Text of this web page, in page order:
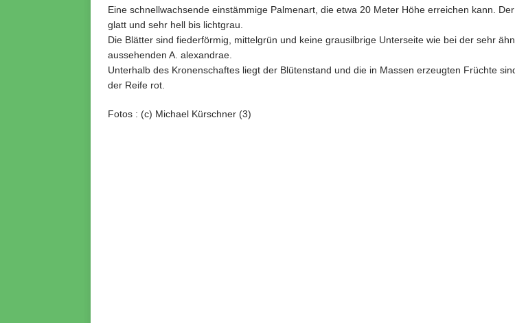
Eine schnellwachsende einstämmige Palmenart, die etwa 20 Meter Höhe erreichen kann.
glatt und sehr hell bis lichtgrau.
Die Blätter sind fiederförmig, mittelgrün und keine grausilbrige Unterseite wie bei der sehr
aussehenden A. alexandrae.
Unterhalb des Kronenschaftes liegt der Blütenstand und die in Massen erzeugten Früchte
der Reife rot.
Fotos : (c) Michael Kürschner (3)